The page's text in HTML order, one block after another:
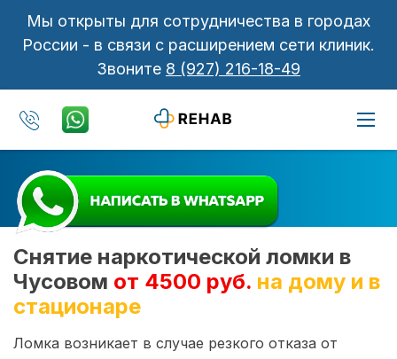
Мы открыты для сотрудничества в городах
России - в связи с расширением сети клиник.
Звоните 8 (927) 216-18-49
Снятие наркотической ломки в
Чусовом от 4500 руб. на дому и в
стационаре
Ломка возникает в случае резкого отказа от